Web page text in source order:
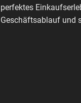
perfektes
Geschäftsablauf und